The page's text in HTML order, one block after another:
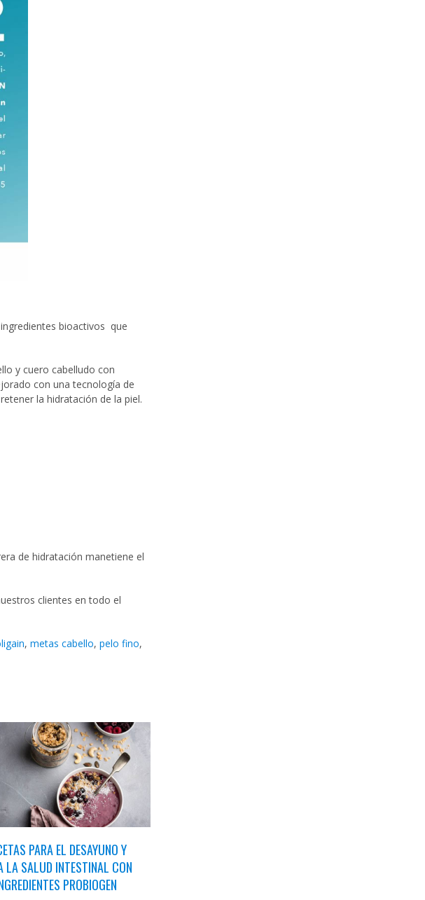
bioactivos que
y cuero cabelludo con
con una tecnología de
la hidratación de la piel.
de hidratación manetiene el
clientes en todo el
, metas cabello, pelo fino,
PARA EL DESAYUNO Y
LA SALUD INTESTINAL CON
PROBIOGEN